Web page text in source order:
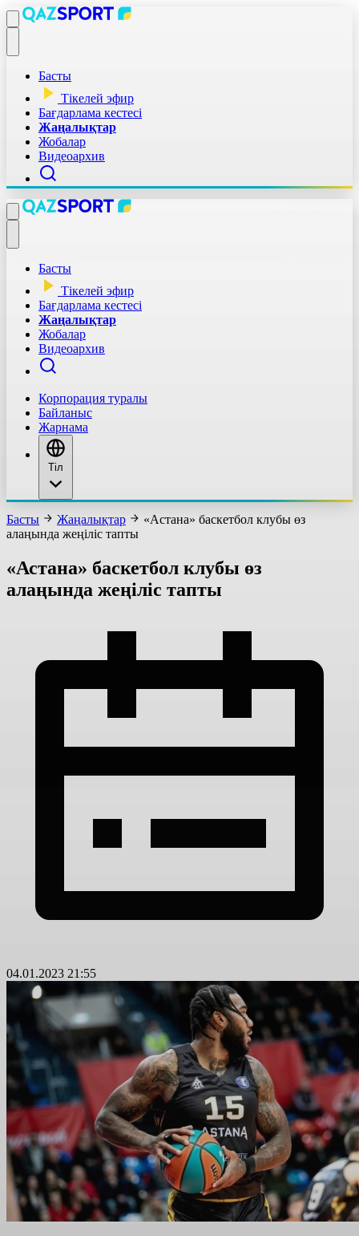
Басты
Тікелей эфир
Бағдарлама кестесі
Жаңалықтар
Жобалар
Видеоархив
Басты
Тікелей эфир
Бағдарлама кестесі
Жаңалықтар
Жобалар
Видеоархив
Корпорация туралы
Байланыс
Жарнама
Тіл
Басты Жаңалықтар
«Астана» баскетбол клубы өз
алаңында жеңіліс тапты
«Астана» баскетбол клубы өз
алаңында жеңіліс тапты
04.01.2023 21:55